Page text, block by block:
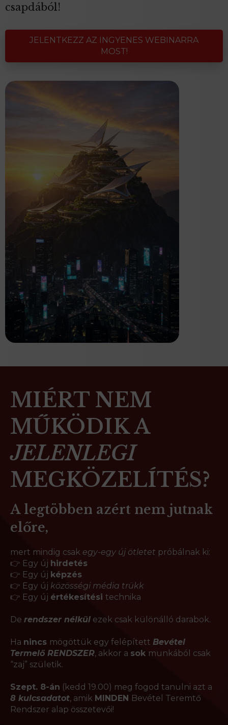
csapdából!
JELENTKEZZ AZ INGYENES WEBINARRA
MOST!
MIÉRT NEM
MŰKÖDIK A
JELENLEGI
MEGKÖZELÍTÉS?
A legtöbben azért nem jutnak
előre,
mert mindig csak egy-egy új ötletet próbálnak ki:
👉 Egy új hirdetés
👉 Egy új képzés
👉 Egy új közösségi média trükk
👉 Egy új értékesítési technika
De rendszer nélkül ezek csak különálló darabok.
Ha nincs mögöttük egy felépített Bevétel
Termelő RENDSZER, akkor a sok munkából csak
“zaj” születik.
Szept. 8-án (kedd 19.00) meg fogod tanulni azt a
8 kulcsadatot, amik MINDEN Bevétel Teremtő
Rendszer alap összetevői!